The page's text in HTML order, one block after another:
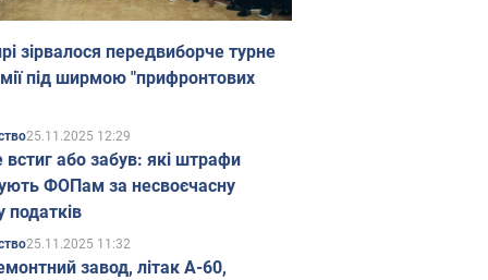
зірвалося передвиборче турне
під ширмою "прифронтових
25.11.2025 12:29
встиг або забув: які штрафи
ФОПам за несвоєчасну
податків
25.11.2025 11:32
завод, літак А-60,